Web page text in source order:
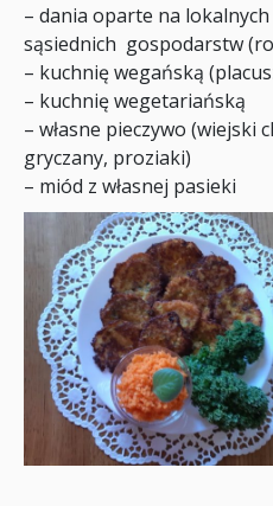
– dania oparte na
sąsiednich gospodarstw
– kuchnię wegańską
– kuchnię wegetariańską
– własne pieczywo (wiejski
gryczany, proziaki)
– miód z własnej pasieki